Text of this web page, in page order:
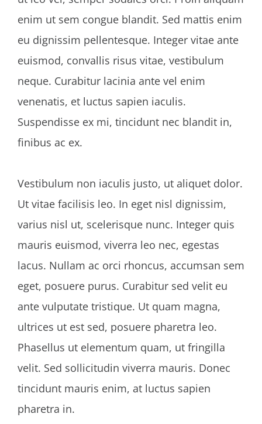
enim ut sem congue blandit. Sed mattis enim
eu dignissim pellentesque. Integer vitae ante
euismod, convallis risus vitae, vestibulum
neque. Curabitur lacinia ante vel enim
venenatis, et luctus sapien iaculis.
Suspendisse ex mi, tincidunt nec blandit in,
finibus ac ex.
Vestibulum non iaculis justo, ut aliquet dolor.
Ut vitae facilisis leo. In eget nisl dignissim,
varius nisl ut, scelerisque nunc. Integer quis
mauris euismod, viverra leo nec, egestas
lacus. Nullam ac orci rhoncus, accumsan sem
eget, posuere purus. Curabitur sed velit eu
ante vulputate tristique. Ut quam magna,
ultrices ut est sed, posuere pharetra leo.
Phasellus ut elementum quam, ut fringilla
velit. Sed sollicitudin viverra mauris. Donec
tincidunt mauris enim, at luctus sapien
pharetra in.